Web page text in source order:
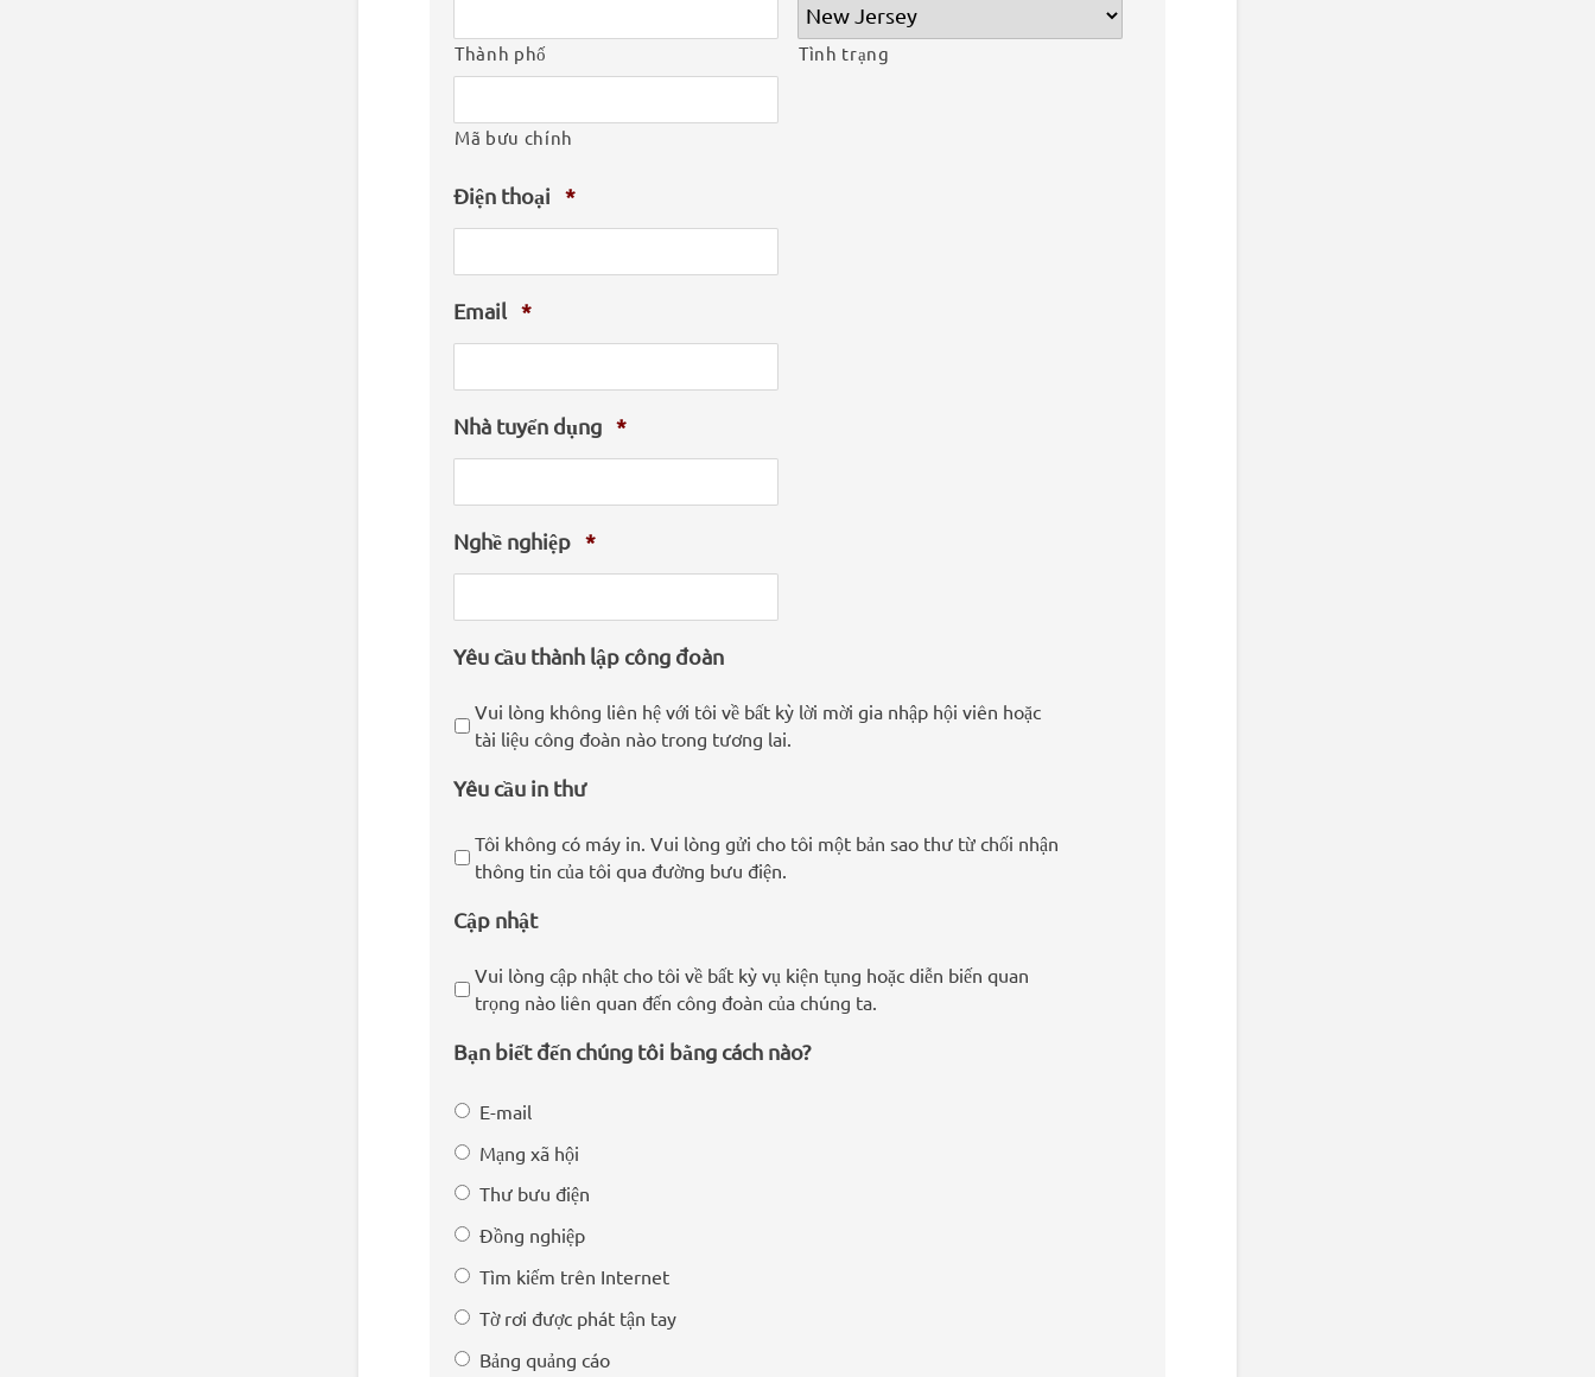
Thành phố Tình trạng
Mã bưu chính
Điện thoại *
Email *
Nhà tuyển dụng *
Nghề nghiệp *
Yêu cầu thành lập công đoàn
Vui lòng không liên hệ với tôi về bất kỳ lời mời gia nhập hội viên hoặc
tài liệu công đoàn nào trong tương lai.
Yêu cầu in thư
Tôi không có máy in. Vui lòng gửi cho tôi một bản sao thư từ chối nhận
thông tin của tôi qua đường bưu điện.
Cập nhật
Vui lòng cập nhật cho tôi về bất kỳ vụ kiện tụng hoặc diễn biến quan
trọng nào liên quan đến công đoàn của chúng ta.
Bạn biết đến chúng tôi bằng cách nào?
E-mail
Mạng xã hội
Thư bưu điện
Đồng nghiệp
Tìm kiếm trên Internet
Tờ rơi được phát tận tay
Bảng quảng cáo